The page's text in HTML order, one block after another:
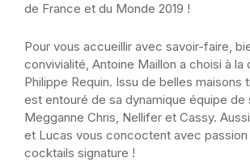
de France et du Monde 2019 !
Pour vous accueillir avec savoir-faire,
convivialité, Antoine Maillon a choisi à la
Philippe Requin. Issu de belles maisons
est entouré de sa dynamique équipe de
Megganne Chris, Nellifer et Cassy.
et Lucas vous concoctent avec
cocktails signature !